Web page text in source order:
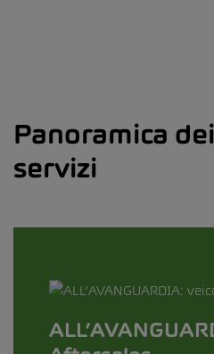
Panoramica
servizi